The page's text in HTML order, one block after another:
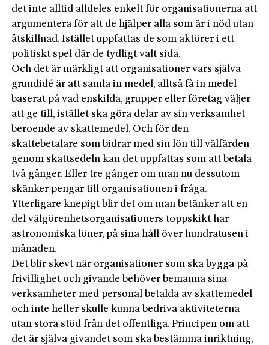
det inte alltid alldeles enkelt för organisationerna att
argumentera för att de hjälper alla som är i nöd utan
åtskillnad. Istället uppfattas de som aktörer i ett
politiskt spel där de tydligt valt sida.
Och det är märkligt att organisationer vars själva
grundidé är att samla in medel, alltså få in medel
baserat på vad enskilda, grupper eller företag väljer
att ge till, istället ska göra delar av sin verksamhet
beroende av skattemedel. Och för den
skattebetalare som bidrar med sin lön till välfärden
genom skattsedeln kan det uppfattas som att betala
två gånger. Eller tre gånger om man nu dessutom
skänker pengar till organisationen i fråga.
Ytterligare knepigt blir det om man betänker att en
del välgörenhetsorganisationers toppskikt har
astronomiska löner, på sina håll över hundratusen i
månaden.
Det blir skevt när organisationer som ska bygga på
frivillighet och givande behöver bemanna sina
verksamheter med personal betalda av skattemedel
och inte heller skulle kunna bedriva aktiviteterna
utan stora stöd från det offentliga. Principen om att
det är själva givandet som ska bestämma inriktning,